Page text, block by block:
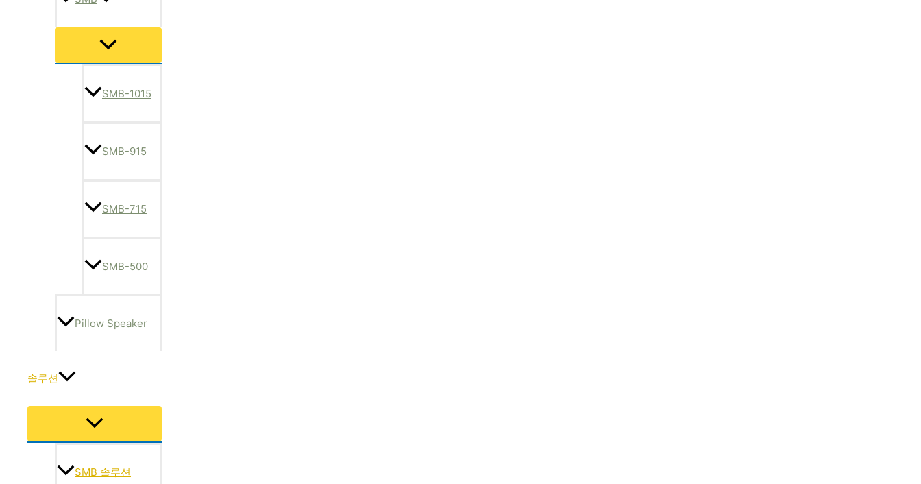
메
뉴
토
SMB-1015
SMB-915
SMB-715
SMB-500
Pillow Speaker
솔루션
메
뉴
토
SMB 솔루션